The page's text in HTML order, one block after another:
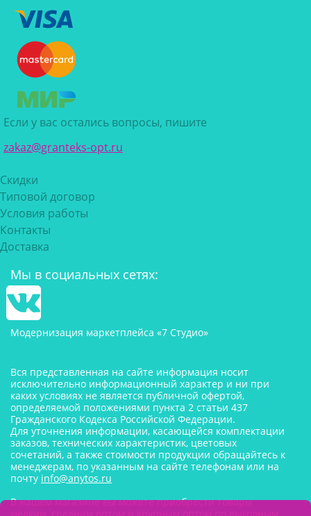
Если у вас остались вопросы, пишите
zakaz@granteks-opt.ru
Скидки
Типовой договор
Условия работы
Контакты
Доставка
Мы в социальных сетях:
Модернизация маркетплейса «7 Студио»
Вся представленная на сайте информация носит
исключительно информационный характер и ни при
каких условиях не является публичной офертой,
определяемой положениями пункта 2 статьи 437
Гражданского Кодекса Российской Федерации.
Для уточнения информации, касающейся комплектации
заказов, технических характеристик, цветовых
сочетаний, а также стоимости продукции обращайтесь к
менеджерам, по указанным на сайте телефонам или на
почту info@anytos.ru
В нашем магазине вы можете приобрести товары